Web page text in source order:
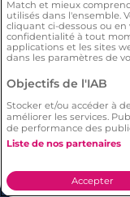
Conditions
*Estimation du
rencontre sur Meetic
par l’extrapolation
Dynata en
France, Italie et
population totale de
déclaré
**Chaque
Match et mieux
utilisés dans l'ensemble.
cliquant ci-dessous ou
confidentialité à tout
applications et les sites
dans les paramètres de
Objectifs de l'IAB
Stocker et/ou accéder à
améliorer les services.
de performance des
Liste de nos partenaires
Accepter